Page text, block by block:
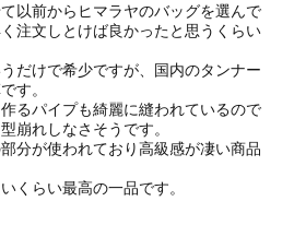
以前からヒマラヤのバッグを選んで
注文しとけば良かったと思うくらい
だけで希少ですが、国内のタンナー
す。
るパイプも綺麗に縫われているので
崩れしなさそうです。
分が使われており高級感が凄い商品
くらい最高の一品です。